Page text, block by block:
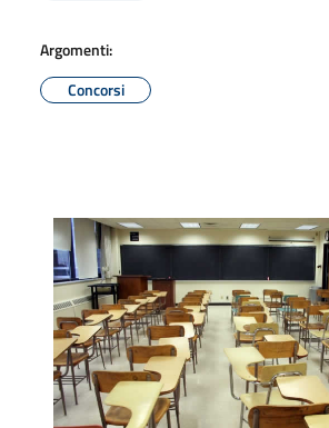
Argomenti:
Concorsi